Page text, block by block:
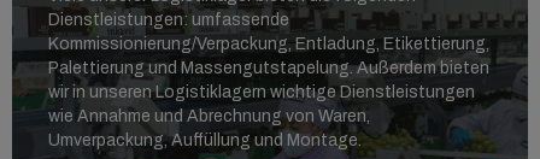
Dienstleistungen: umfassende
Kommissionierung/Verpackung, Entladung, Etikettierung,
Palettierung und Massengutstapelung. Außerdem bieten
wir in unseren Logistiklagern wichtige Dienstleistungen
wie Annahme und Abrechnung von Waren,
Umverpackung, Auffüllung und Montage.